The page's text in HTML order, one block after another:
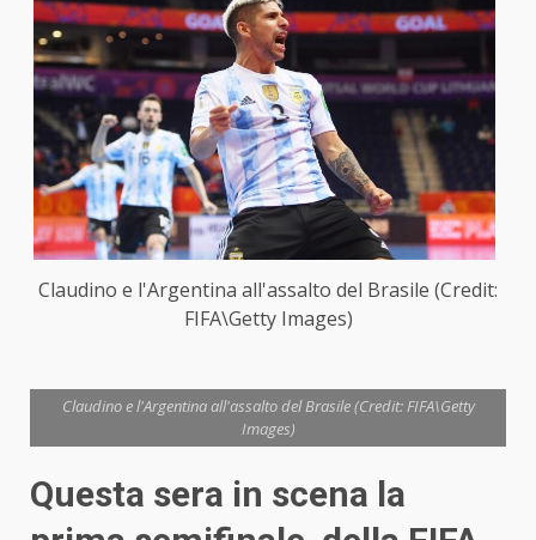
Claudino e l'Argentina all'assalto del Brasile (Credit:
FIFA\Getty Images)
Claudino e l'Argentina all'assalto del Brasile (Credit: FIFA\Getty
Images)
Questa sera in scena la